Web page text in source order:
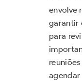
envolve
garantir
para